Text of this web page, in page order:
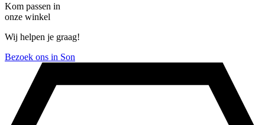
Kom passen in
onze winkel
Wij helpen je graag!
Bezoek ons in Son